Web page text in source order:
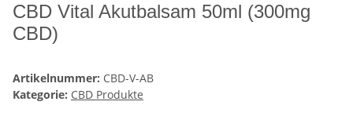
CBD Vital Akutbalsam 50ml (300mg
CBD)
Artikelnummer: CBD-V-AB
Kategorie: CBD Produkte